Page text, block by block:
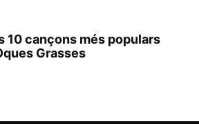
10 cançons més populars
Grasses